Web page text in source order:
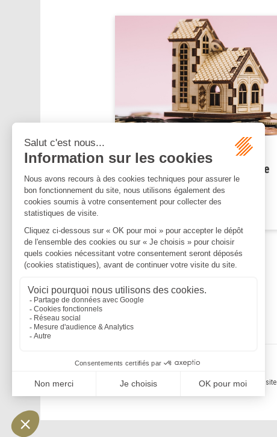
Pensez au paiement de votre
taxe foncière 2023 !
Mentions légales Politique de confidentialité Politique de cookiesPlan du site